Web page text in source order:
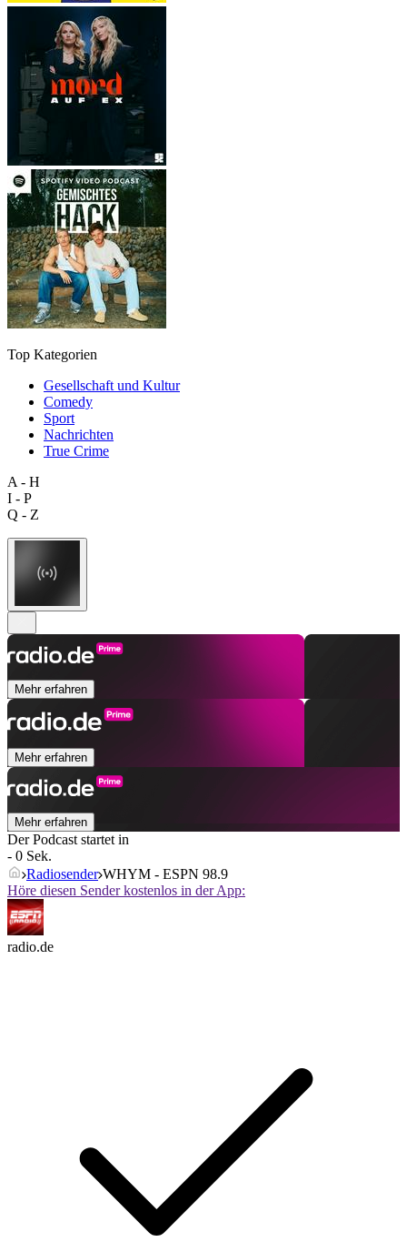
Top Kategorien
Gesellschaft und Kultur
Comedy
Sport
Nachrichten
True Crime
A - H
I - P
Q - Z
Mehr erfahren
Mehr erfahren
Mehr erfahren
Der Podcast startet in
- 0 Sek.
Radiosender WHYM - ESPN 98.9
Höre diesen Sender kostenlos in der App:
radio.de